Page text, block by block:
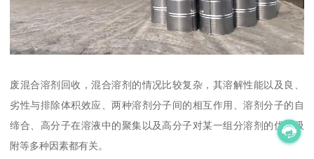
废混合溶剂回收，混合溶剂的情况比较复杂，其溶解性能以及良、
劣性与排除体积效应、两种溶剂分子间的相互作用、溶剂分子的自
缔合、高分子在溶液中的聚集以及高分子对某一组分溶剂的优先吸
附等多种因素都有关。